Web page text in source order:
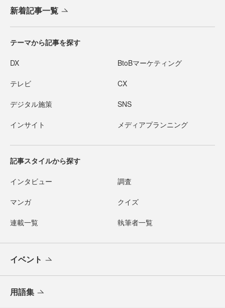
新着記事一覧
テーマから記事を探す
DX BtoBマーケティング
テレビ CX
デジタル施策 SNS
インサイト メディアプランニング
記事スタイルから探す
インタビュー 調査
マンガ クイズ
連載一覧 執筆者一覧
イベント
用語集